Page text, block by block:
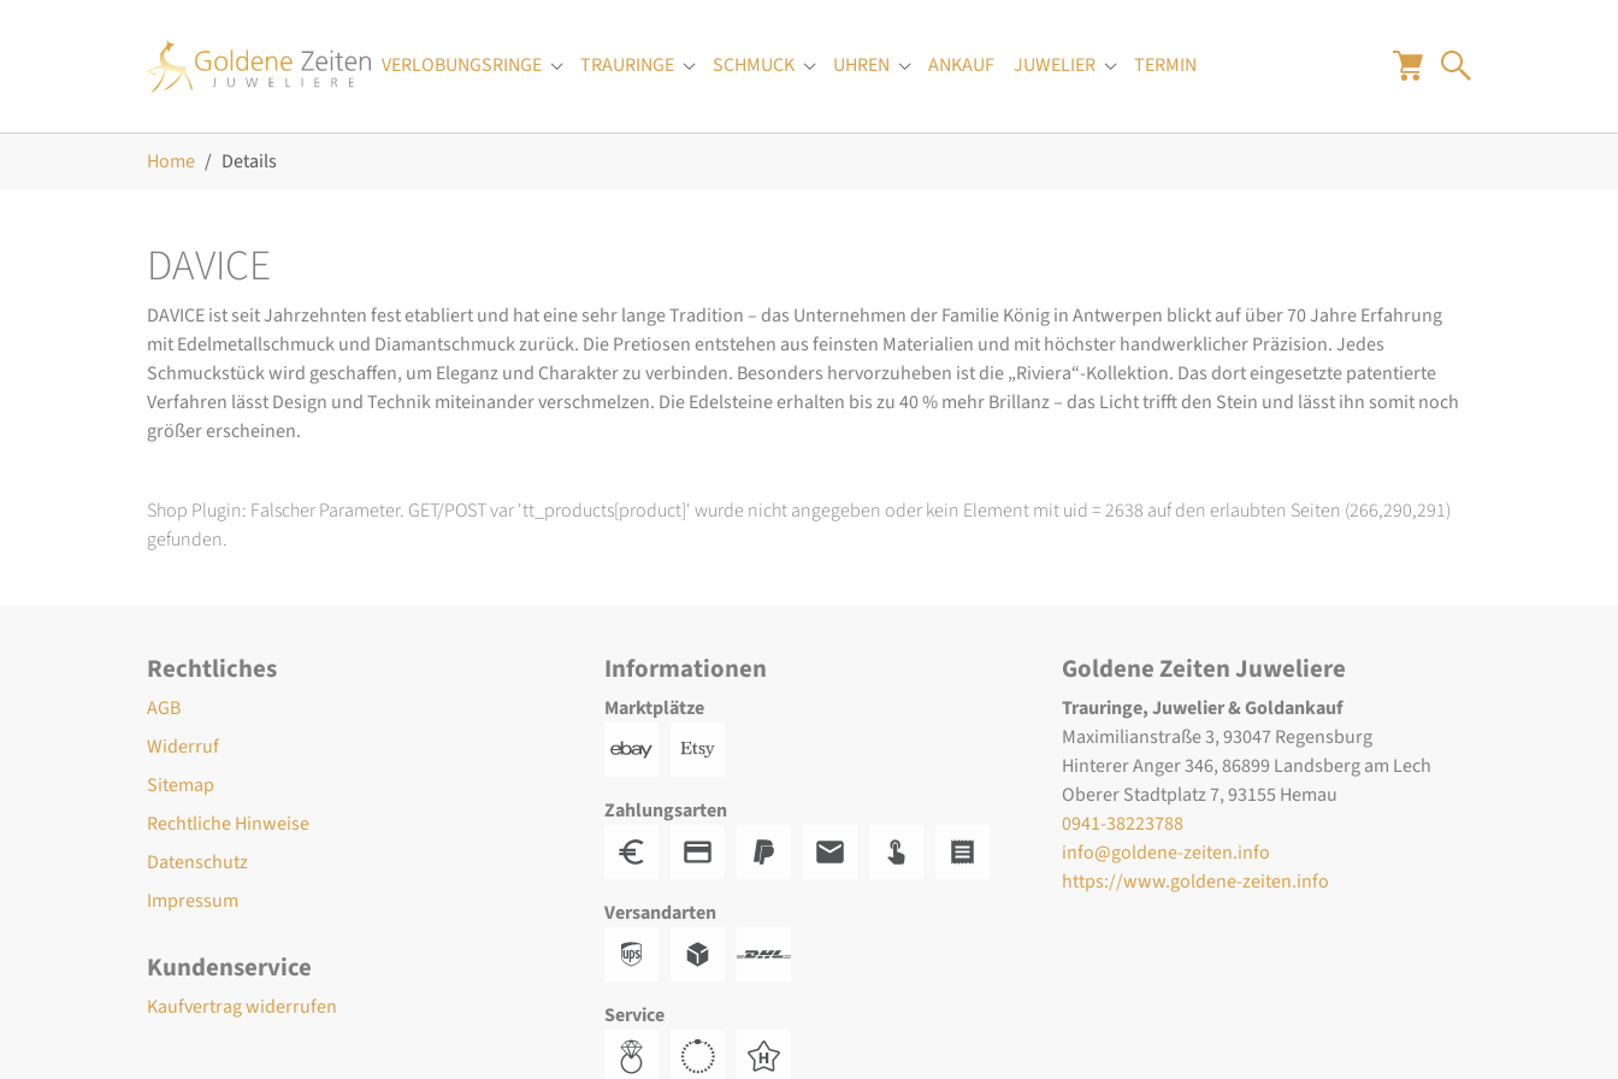
VERLOBUNGSRINGE
Submenu for "Verlobungsringe"
TRAURINGE Submenu for "Trauringe"
SCHMUCK Submenu for "Schmuck"
UHREN Submenu for "Uhren"
ANKAUF JUWELIER Submenu for "Juwelier"
TERMIN
Home Details
DAVICE
DAVICE ist seit Jahrzehnten fest etabliert und hat eine sehr lange Tradition – das Unternehmen der Familie König in Antwerpen blickt auf über 70 Jahre Erfahrung
mit Edelmetallschmuck und Diamantschmuck zurück. Die Pretiosen entstehen aus feinsten Materialien und mit höchster handwerklicher Präzision. Jedes
Schmuckstück wird geschaffen, um Eleganz und Charakter zu verbinden. Besonders hervorzuheben ist die „Riviera“-Kollektion. Das dort eingesetzte patentierte
Verfahren lässt Design und Technik miteinander verschmelzen. Die Edelsteine erhalten bis zu 40 % mehr Brillanz – das Licht trifft den Stein und lässt ihn somit noch
größer erscheinen.
Shop Plugin: Falscher Parameter. GET/POST var 'tt_products[product]' wurde nicht angegeben oder kein Element mit uid = 2638 auf den erlaubten Seiten (266,290,291)
gefunden.
Rechtliches
AGB
Widerruf
Sitemap
Rechtliche Hinweise
Datenschutz
Impressum
Kundenservice
Kaufvertrag widerrufen
Informationen
Marktplätze
Zahlungsarten
Versandarten
Service
Goldene Zeiten Juweliere
Trauringe, Juwelier & Goldankauf
Maximilianstraße 3, 93047 Regensburg
Hinterer Anger 346, 86899 Landsberg am Lech
Oberer Stadtplatz 7, 93155 Hemau
0941-38223788
info@goldene-zeiten.info
https://www.goldene-zeiten.info